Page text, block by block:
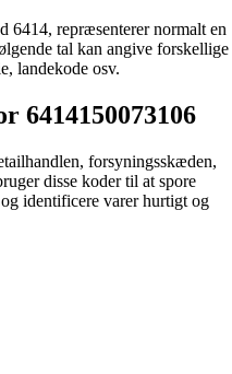
6414, repræsenterer normalt en
tal kan angive forskellige
landekode osv.
6414150073106
forsyningsskæden,
disse koder til at spore
identificere varer hurtigt og